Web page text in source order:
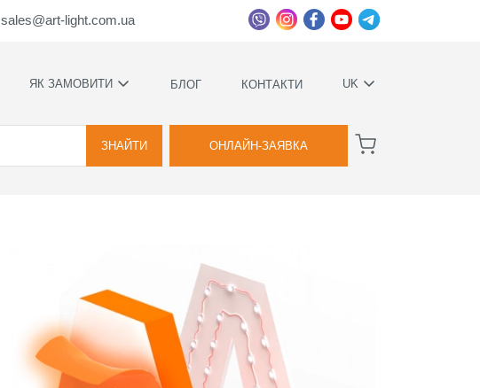
sales@art-light.com.ua
ЯК ЗАМОВИТИ
НАШІ ПЕРЕВАГИ
ВИРОБНИЦТВА
ХУДОЖНЄ
ОФОРМЛЕНЯ
МОНТАЖ СВОЇМИ
СИЛАМИ
БЛОГ КОНТАКТИ UK
РУССКИЙ
ЗНАЙТИ ОНЛАЙН-ЗАЯВКА